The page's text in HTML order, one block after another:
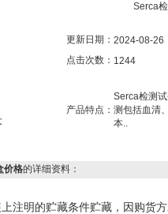
Serca
更新日期： 2024-08-26
点击次数： 1244
产品特点：
Serca检测
测包括血清
本..
价格的详细资料：
注明的贮藏条件贮藏，因购货